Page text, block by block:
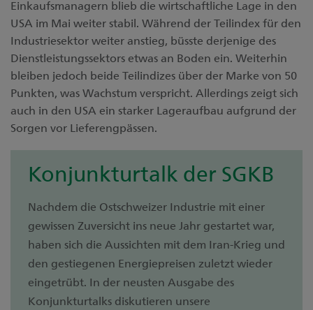
Einkaufsmanagern blieb die wirtschaftliche Lage in den
USA im Mai weiter stabil. Während der Teilindex für den
Industriesektor weiter anstieg, büsste derjenige des
Dienstleistungssektors etwas an Boden ein. Weiterhin
bleiben jedoch beide Teilindizes über der Marke von 50
Punkten, was Wachstum verspricht. Allerdings zeigt sich
auch in den USA ein starker Lageraufbau aufgrund der
Sorgen vor Lieferengpässen.
Konjunkturtalk der SGKB
Nachdem die Ostschweizer Industrie mit einer
gewissen Zuversicht ins neue Jahr gestartet war,
haben sich die Aussichten mit dem Iran-Krieg und
den gestiegenen Energiepreisen zuletzt wieder
eingetrübt. In der neusten Ausgabe des
Konjunkturtalks diskutieren unsere